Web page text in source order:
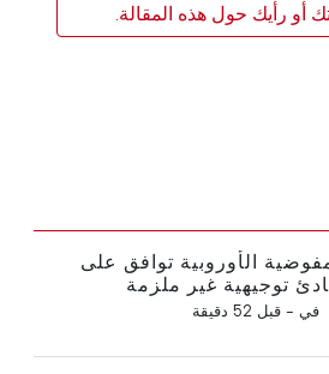
أو رأيك حول هذه المقالة.
الأوروبية توافق على
توجيهية غير ملزمة
التقاعد التكميلية في - قبل 52 دقيقة